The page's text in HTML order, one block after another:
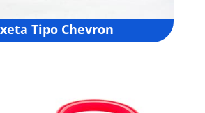
Tipo Chevron